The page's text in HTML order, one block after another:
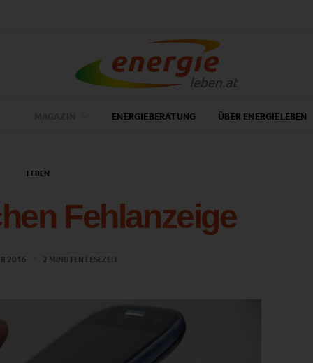
ENERGIEBERATUNG ÜBER ENERGIELEBEN
LEBEN
Fehlanzeige
2016 2 MINUTEN LESEZEIT